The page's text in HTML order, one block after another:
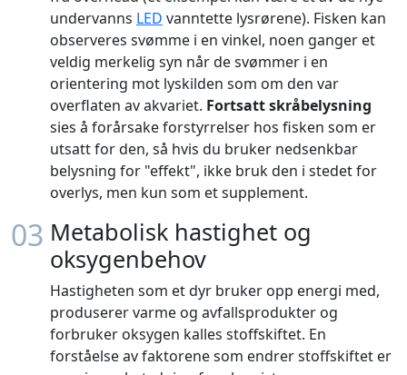
undervanns LED vanntette lysrørene). Fisken kan
observeres svømme i en vinkel, noen ganger et
veldig merkelig syn når de svømmer i en
orientering mot lyskilden som om den var
overflaten av akvariet. Fortsatt skråbelysning
sies å forårsake forstyrrelser hos fisken som er
utsatt for den, så hvis du bruker nedsenkbar
belysning for "effekt", ikke bruk den i stedet for
overlys, men kun som et supplement.
03 Metabolisk hastighet og
oksygenbehov
Hastigheten som et dyr bruker opp energi med,
produserer varme og avfallsprodukter og
forbruker oksygen kalles stoffskiftet. En
forståelse av faktorene som endrer stoffskiftet er